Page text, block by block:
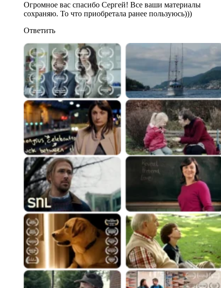
Огромное вас спасибо Сергей! Все ваши материалы
сохраняю. То что приобретала ранее пользуюсь)))
Ответить